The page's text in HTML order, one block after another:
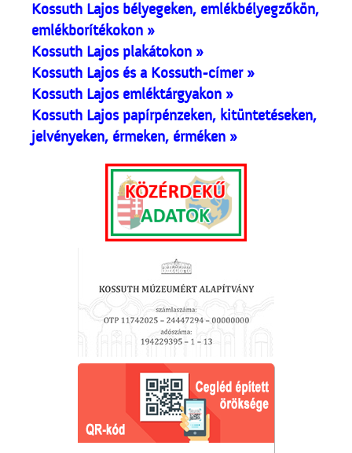
Kossuth Lajos bélyegeken, emlékbélyegzőkön,
emlékborítékokon »
Kossuth Lajos plakátokon »
Kossuth Lajos és a Kossuth-címer »
Kossuth Lajos emléktárgyakon »
Kossuth Lajos papírpénzeken, kitüntetéseken,
jelvényeken, érmeken, érméken »
Kezdődik az iskola!